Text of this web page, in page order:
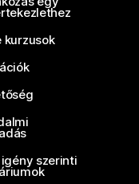
kurzusok
igény szerinti